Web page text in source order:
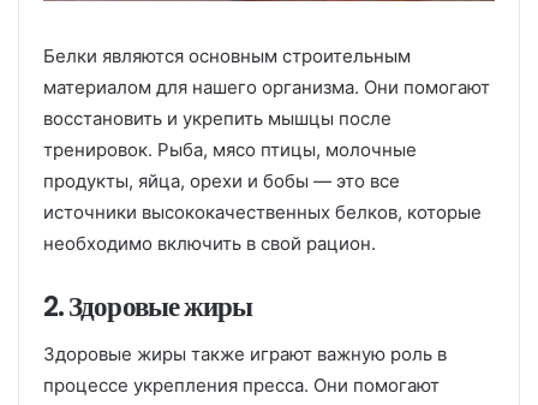
Белки являются основным строительным
материалом для нашего организма. Они помогают
восстановить и укрепить мышцы после
тренировок. Рыба, мясо птицы, молочные
продукты, яйца, орехи и бобы — это все
источники высококачественных белков, которые
необходимо включить в свой рацион.
2. Здоровые жиры
Здоровые жиры также играют важную роль в
процессе укрепления пресса. Они помогают